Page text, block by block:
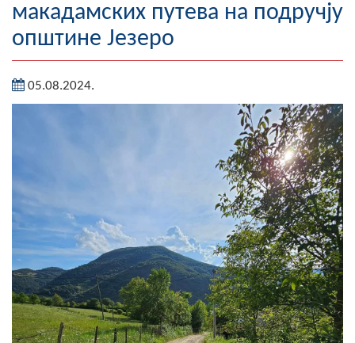
Насељена мјеста
Фотогалерија
Извјештај о раду начелника
СКУПШТИНА
Статут Општине
Скупштинско вијеће општине језеро
макадамских путева на подручју
општине Језеро
05.08.2024.